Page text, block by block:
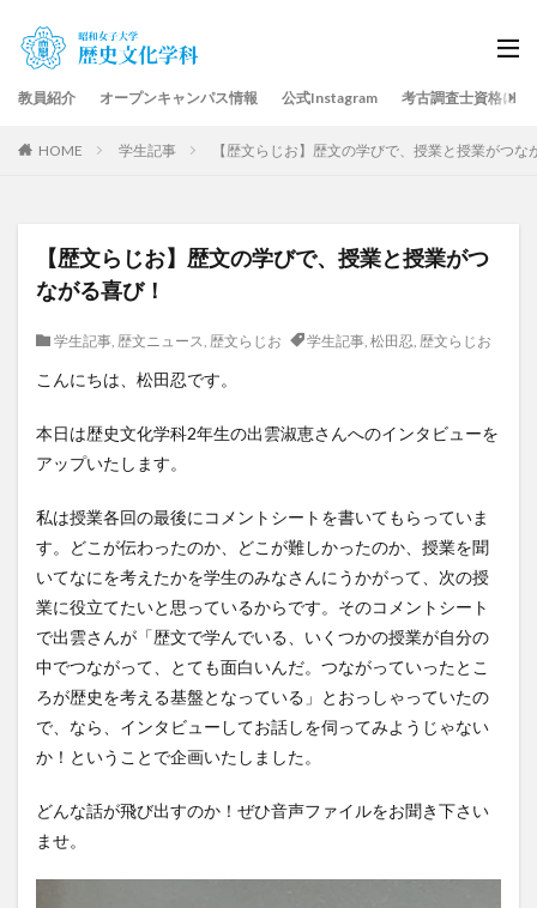
教員紹介 オープンキャンパス情報 公式Instagram 考古調査士資格につ
HOME 学生記事 【歴文らじお】歴文の学びで、授業と授業がつな
【歴文らじお】歴文の学びで、授業と授業がつ
ながる喜び！
学生記事, 歴文ニュース, 歴文らじお 学生記事, 松田忍, 歴文らじお
こんにちは、松田忍です。
本日は歴史文化学科2年生の出雲淑恵さんへのインタビューを
アップいたします。
私は授業各回の最後にコメントシートを書いてもらっていま
す。どこが伝わったのか、どこが難しかったのか、授業を聞
いてなにを考えたかを学生のみなさんにうかがって、次の授
業に役立てたいと思っているからです。そのコメントシート
で出雲さんが「歴文で学んでいる、いくつかの授業が自分の
中でつながって、とても面白いんだ。つながっていったとこ
ろが歴史を考える基盤となっている」とおっしゃっていたの
で、なら、インタビューしてお話しを伺ってみようじゃない
か！ということで企画いたしました。
どんな話が飛び出すのか！ぜひ音声ファイルをお聞き下さい
ませ。